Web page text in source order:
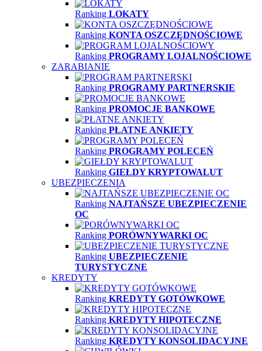
Ranking LOKATY
Ranking KONTA OSZCZĘDNOŚCIOWE
Ranking PROGRAMY LOJALNOŚCIOWE
ZARABIANIE
Ranking PROGRAMY PARTNERSKIE
Ranking PROMOCJE BANKOWE
Ranking PŁATNE ANKIETY
Ranking PROGRAMY POLECEŃ
Ranking GIEŁDY KRYPTOWALUT
UBEZPIECZENIA
Ranking NAJTAŃSZE UBEZPIECZENIE
OC
Ranking PORÓWNYWARKI OC
Ranking UBEZPIECZENIE
TURYSTYCZNE
KREDYTY
Ranking KREDYTY GOTÓWKOWE
Ranking KREDYTY HIPOTECZNE
Ranking KREDYTY KONSOLIDACYJNE